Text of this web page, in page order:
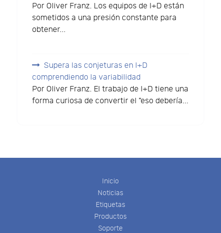
Por Oliver Franz. Los equipos de I+D están
sometidos a una presión constante para
obtener...
Supera las conjeturas en I+D
comprendiendo la variabilidad
Por Oliver Franz. El trabajo de I+D tiene una
forma curiosa de convertir el "eso debería...
Inicio
Noticias
Etiquetas
Productos
Soporte